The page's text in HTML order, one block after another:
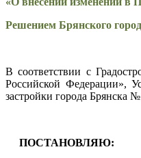
Решением Брянского
В соответствии с
Российской Федерации»,
застройки города Брянска
ПОСТАНОВЛЯЮ: